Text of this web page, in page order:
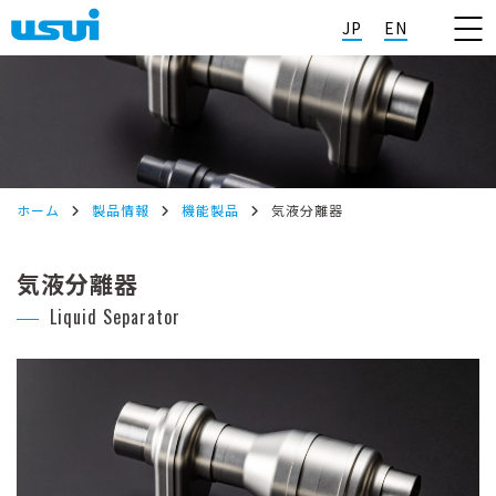
JP EN
ホーム 製品情報 機能製品 気液分離器
気液分離器
Liquid Separator